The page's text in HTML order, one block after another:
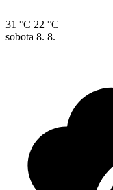
31 °C 22 °C
sobota 8. 8.